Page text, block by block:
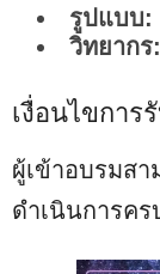
รูปแบบ:
วิทยากร:
เงื่อนไขการ
ผู้เข้าอบรมสา
ดำเนินการค